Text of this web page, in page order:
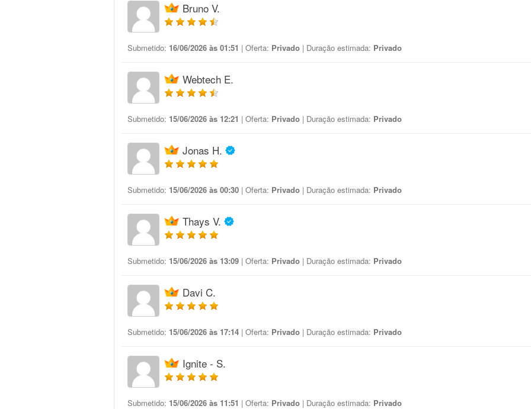
Bruno V.
Submetido: 16/06/2026 às 01:51 | Oferta: Privado | Duração estimada: Privado
Webtech E.
Submetido: 15/06/2026 às 12:21 | Oferta: Privado | Duração estimada: Privado
Jonas H.
Submetido: 15/06/2026 às 00:30 | Oferta: Privado | Duração estimada: Privado
Thays V.
Submetido: 15/06/2026 às 13:09 | Oferta: Privado | Duração estimada: Privado
Davi C.
Submetido: 15/06/2026 às 17:14 | Oferta: Privado | Duração estimada: Privado
Ignite - S.
Submetido: 15/06/2026 às 11:51 | Oferta: Privado | Duração estimada: Privado